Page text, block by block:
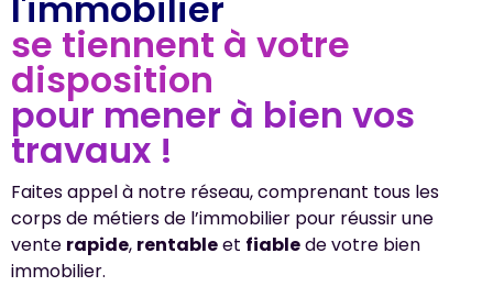
se tiennent à votre
disposition
pour mener à bien vos
travaux !
Faites appel à notre réseau, comprenant tous les
corps de métiers de l’immobilier pour réussir une
vente rapide, rentableet fiablede votre bien
immobilier.